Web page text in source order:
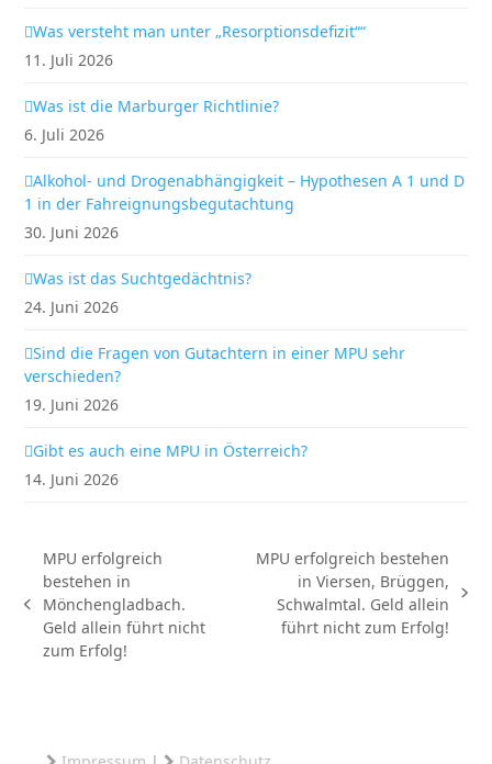
Was versteht man unter „Resorptionsdefizit““
11. Juli 2026
Was ist die Marburger Richtlinie?
6. Juli 2026
Alkohol- und Drogenabhängigkeit – Hypothesen A 1 und D
1 in der Fahreignungsbegutachtung
30. Juni 2026
Was ist das Suchtgedächtnis?
24. Juni 2026
Sind die Fragen von Gutachtern in einer MPU sehr
verschieden?
19. Juni 2026
Gibt es auch eine MPU in Österreich?
14. Juni 2026
vorheriger
Beitrag:
MPU erfolgreich
bestehen in
Mönchengladbach.
Geld allein führt nicht
zum Erfolg!
Nächster
Beitrag:
MPU erfolgreich bestehen
in Viersen, Brüggen,
Schwalmtal. Geld allein
führt nicht zum Erfolg!